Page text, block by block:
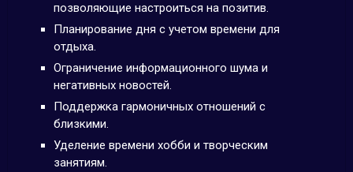
позволяющие настроиться на позитив.
Планирование дня с учетом времени для
отдыха.
Ограничение информационного шума и
негативных новостей.
Поддержка гармоничных отношений с
близкими.
Уделение времени хобби и творческим
занятиям.